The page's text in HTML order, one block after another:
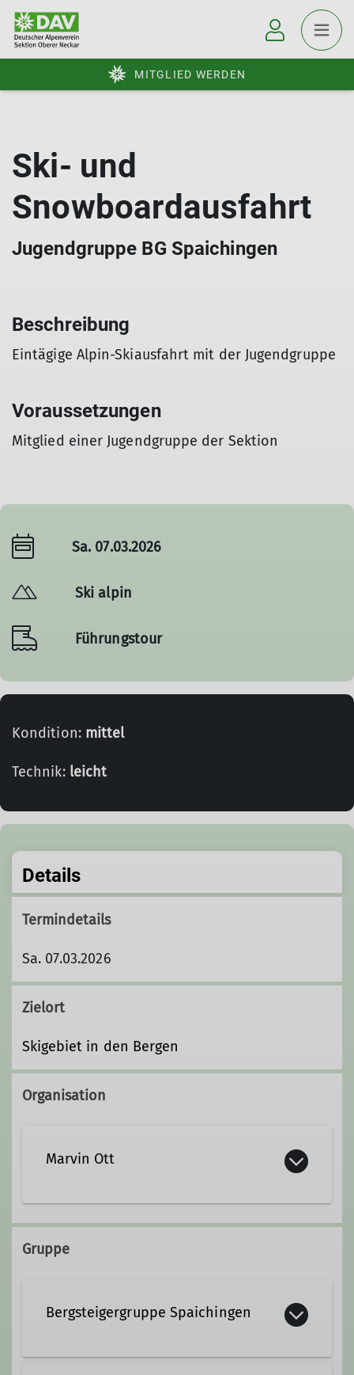
MITGLIED WERDEN
Ski- und
Snowboardausfahrt
Jugendgruppe BG Spaichingen
Beschreibung
Eintägige Alpin-Skiausfahrt mit der Jugendgruppe
Voraussetzungen
Mitglied einer Jugendgruppe der Sektion
Sa. 07.03.2026
Ski alpin
Führungstour
Kondition: mittel
Technik: leicht
Details
Termindetails
Sa. 07.03.2026
Zielort
Skigebiet in den Bergen
Organisation
Marvin Ott
marvin.ott@dav-obererneckar.de
Gruppe
Bergsteigergruppe Spaichingen